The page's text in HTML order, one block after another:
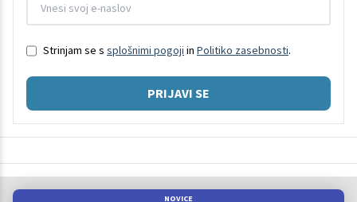
Strinjam se s splošnimi pogoji in Politiko zasebnosti.
PRIJAVI SE
NOVICE